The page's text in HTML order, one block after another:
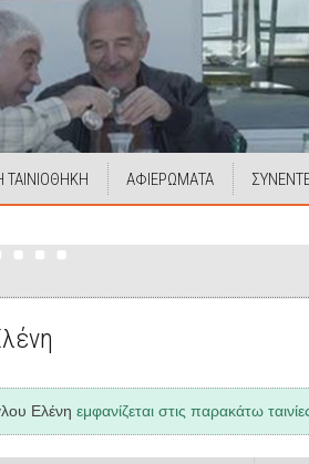
ΤΑΙΝΙΟΘΗΚΗ ΑΦΙΕΡΩΜΑΤΑ
Ελένη εμφανίζεται στις παρακάτω